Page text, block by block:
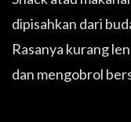
dipisahkan dari
Rasanya kurang
dan mengobrol